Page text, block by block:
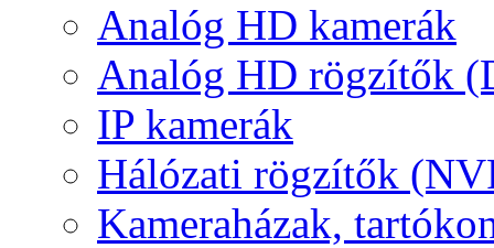
Analóg HD kamerák
Analóg HD rögzítők
IP kamerák
Hálózati rögzítők
Kameraházak,